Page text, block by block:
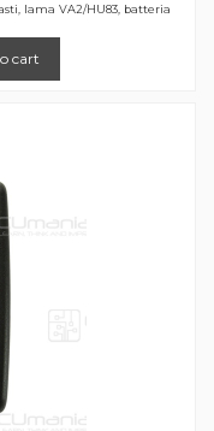
lama VA2/HU83, batteria
cart